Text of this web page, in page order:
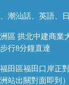
潮汕話、英語、
區 拱北中建商業
行8分鐘直達
田區福田口岸正
站出關對面即到）